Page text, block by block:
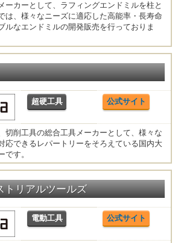
ーカーとして、ラフィングエンドミルを柱と
は、様々なニーズに適応した高能率・長寿命
ルなエンドミルの開発販売を行っておりま
超硬工具 公式サイト
切削工具の総合工具メーカーとして、様々な
応できるレパートリーをそろえている国内大
す。
トリアルツールズ
電動工具 公式サイト